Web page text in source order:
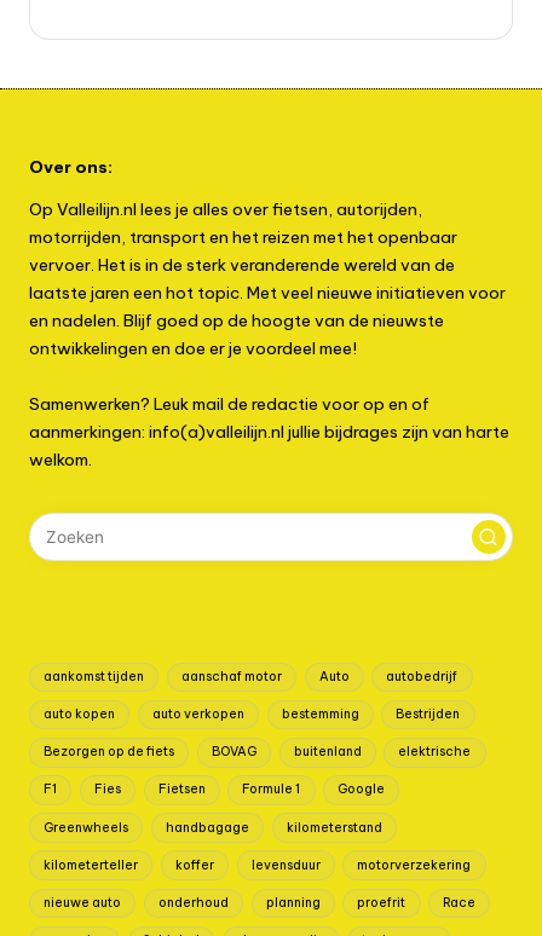
Over ons:
Op Valleilijn.nl lees je alles over fietsen, autorijden,
motorrijden, transport en het reizen met het openbaar
vervoer. Het is in de sterk veranderende wereld van de
laatste jaren een hot topic. Met veel nieuwe initiatieven voor
en nadelen. Blijf goed op de hoogte van de nieuwste
ontwikkelingen en doe er je voordeel mee!
Samenwerken? Leuk mail de redactie voor op en of
aanmerkingen: info(a)valleilijn.nl jullie bijdrages zijn van harte
welkom.
aankomst tijden aanschaf motor Auto autobedrijf
auto kopen auto verkopen bestemming Bestrijden
Bezorgen op de fiets BOVAG buitenland elektrische
F1 Fies Fietsen Formule 1 Google
Greenwheels handbagage kilometerstand
kilometerteller koffer levensduur motorverzekering
nieuwe auto onderhoud planning proefrit Race